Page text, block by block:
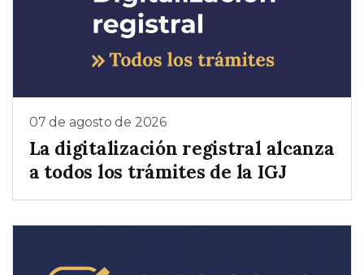
07 de agosto de 2026
La digitalización registral alcanza
a todos los trámites de la IGJ